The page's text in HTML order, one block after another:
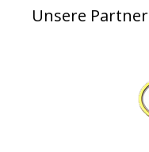
Unsere Partner